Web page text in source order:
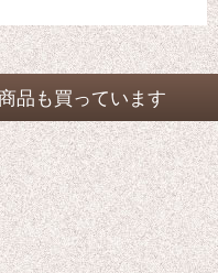
品も買っています